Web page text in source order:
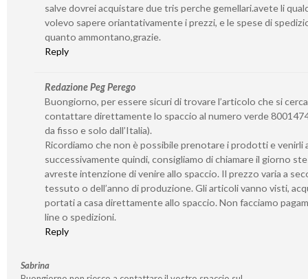
salve dovrei acquistare due tris perche gemellari.avete li
volevo sapere oriantativamente i prezzi, e le spese di
quanto ammontano,grazie.
Reply
Redazione Peg Perego
Buongiorno, per essere sicuri di trovare l’articolo che si
contattare direttamente lo spaccio al numero verde
da fisso e solo dall’Italia).
Ricordiamo che non è possibile prenotare i prodotti e venirli
successivamente quindi, consigliamo di chiamare il giorno
avreste intenzione di venire allo spaccio. Il prezzo varia a
tessuto o dell’anno di produzione. Gli articoli vanno visti,
portati a casa direttamente allo spaccio. Non facciamo
line o spedizioni.
Reply
Sabrina